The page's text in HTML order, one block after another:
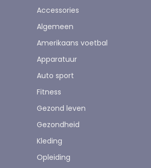
Accessories
Algemeen
Amerikaans voetbal
Apparatuur
Auto sport
Fitness
Gezond leven
Gezondheid
Kleding
Opleiding